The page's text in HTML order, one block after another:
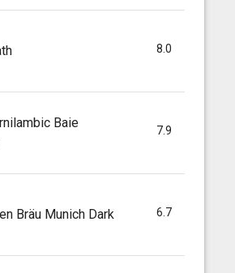
8.0
Baie
7.9
Bräu Munich Dark 6.7